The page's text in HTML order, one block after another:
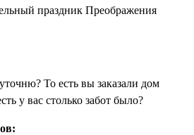
праздник Преображения
То есть вы заказали дом
у вас столько забот было?